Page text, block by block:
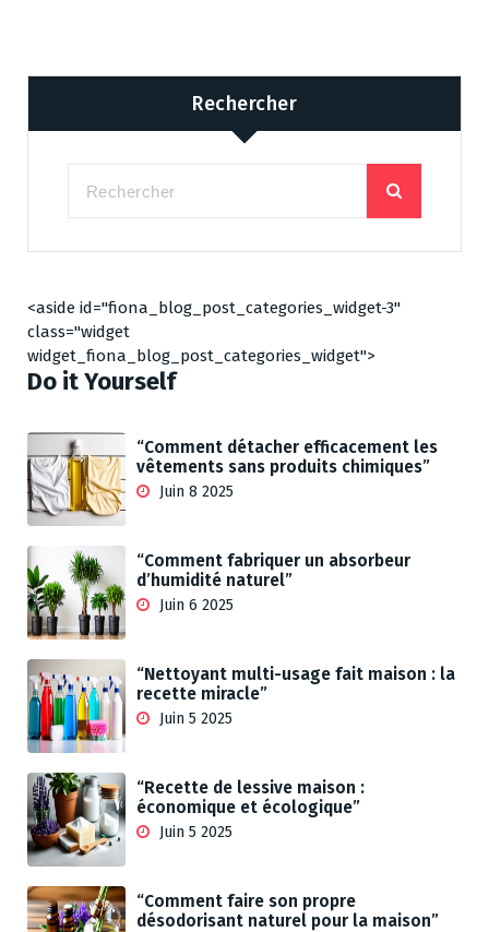
Rechercher
<aside id="fiona_blog_post_categories_widget-3"
class="widget
widget_fiona_blog_post_categories_widget">
Do it Yourself
“Comment détacher efficacement les
vêtements sans produits chimiques”
Juin 8 2025
“Comment fabriquer un absorbeur
d’humidité naturel”
Juin 6 2025
“Nettoyant multi-usage fait maison : la
recette miracle”
Juin 5 2025
“Recette de lessive maison :
économique et écologique”
Juin 5 2025
“Comment faire son propre
désodorisant naturel pour la maison”